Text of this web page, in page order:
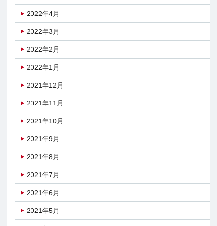
2022年4月
2022年3月
2022年2月
2022年1月
2021年12月
2021年11月
2021年10月
2021年9月
2021年8月
2021年7月
2021年6月
2021年5月